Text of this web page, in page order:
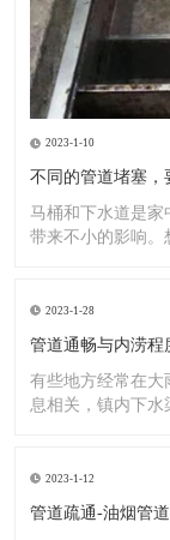
2023-1-10
不同的管道堵塞，
马桶和下水道是
带来不小的影响。
2023-1-28
管道通畅与内涝程
有些地方经常在大
息相关，镇内下水
2023-1-12
管道疏通-油烟管